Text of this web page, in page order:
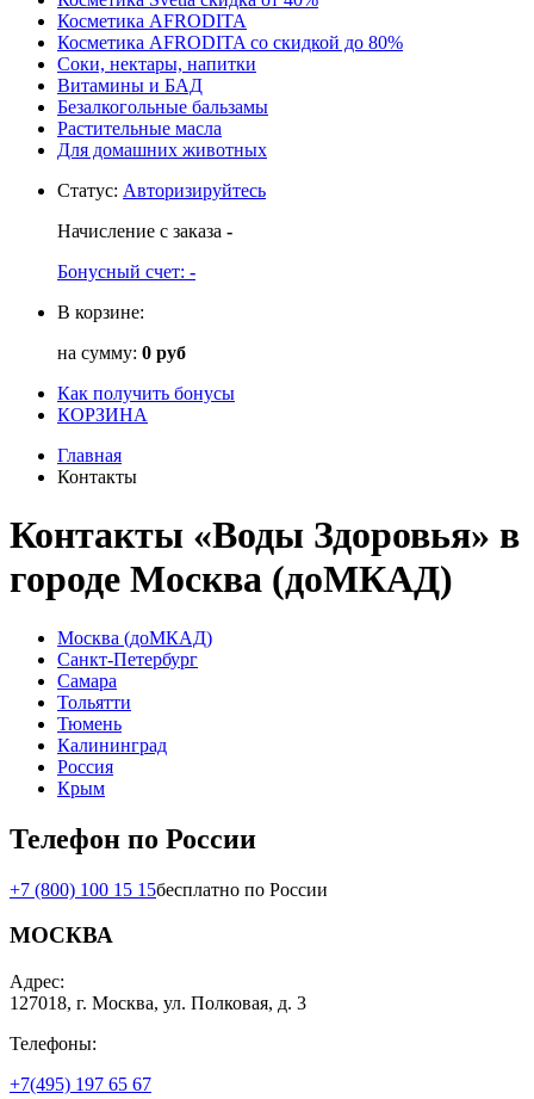
Косметика AFRODITA
Косметика AFRODITA со скидкой до 80%
Соки, нектары, напитки
Витамины и БАД
Безалкогольные бальзамы
Растительные масла
Для домашних животных
Статус: Авторизируйтесь
Начисление с заказа -
Бонусный счет: -
В корзине:
на сумму: 0 руб
Как получить бонусы
КОРЗИНА
Главная
Контакты
Контакты «Воды Здоровья» в
городе Москва (доМКАД)
Москва (доМКАД)
Санкт-Петербург
Самара
Тольятти
Тюмень
Калининград
Россия
Крым
Телефон по России
+7 (800) 100 15 15бесплатно по России
МОСКВА
Адрес:
127018, г. Москва, ул. Полковая, д. 3
Телефоны:
+7(495) 197 65 67